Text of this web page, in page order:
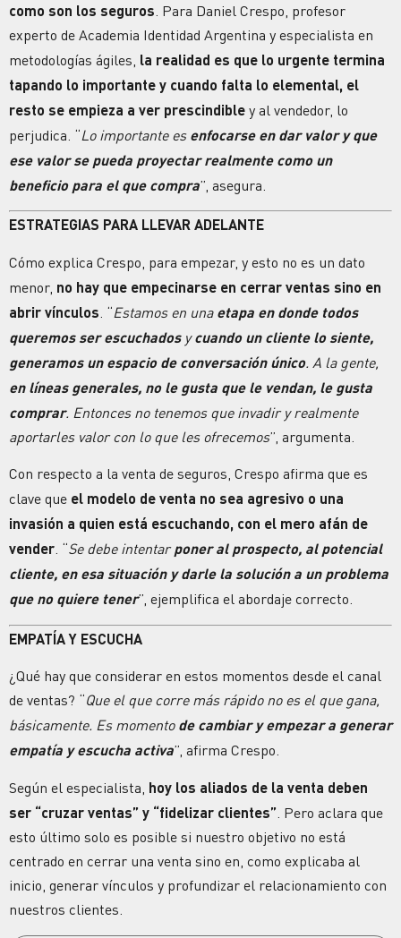
como son los seguros . Para Daniel Crespo, profesor
experto de Academia Identidad Argentina y especialista en
metodologías ágiles, la realidad es que lo urgente termina
tapando lo importante y cuando falta lo elemental, el
resto se empieza a ver prescindible y al vendedor, lo
perjudica. “Lo importante es enfocarse en dar valor y que
ese valor se pueda proyectar realmente como un
beneficio para el que compra”, asegura.
ESTRATEGIAS PARA LLEVAR ADELANTE
Cómo explica Crespo, para empezar, y esto no es un dato
menor, no hay que empecinarse en cerrar ventas sino en
abrir vínculos . “Estamos en una etapa en donde todos
queremos ser escuchadosycuando un cliente lo siente,
generamos un espacio de conversación único. A la gente,
en líneas generales, no le gusta que le vendan, le gusta
comprar. Entonces no tenemos que invadir y realmente
aportarles valor con lo que les ofrecemos”, argumenta.
Con respecto a la venta de seguros, Crespo afirma que es
clave que el modelo de venta no sea agresivo o una
invasión a quien está escuchando, con el mero afán de
vender. “Se debe intentarponer al prospecto, al potencial
cliente, en esa situación y darle la solución a un problema
que no quiere tener”, ejemplifica el abordaje correcto.
EMPATÍA Y ESCUCHA
¿Qué hay que considerar en estos momentos desde el canal
de ventas? “Que el que corre más rápido no es el que gana,
básicamente. Es momento de cambiar y empezar a generar
empatía y escucha activa”, afirma Crespo.
Según el especialista, hoy los aliados de la venta deben
ser “cruzar ventas” y “fidelizar clientes”. Pero aclara que
esto último solo es posible si nuestro objetivo no está
centrado en cerrar una venta sino en, como explicaba al
inicio, generar vínculos y profundizar el relacionamiento con
nuestros clientes.